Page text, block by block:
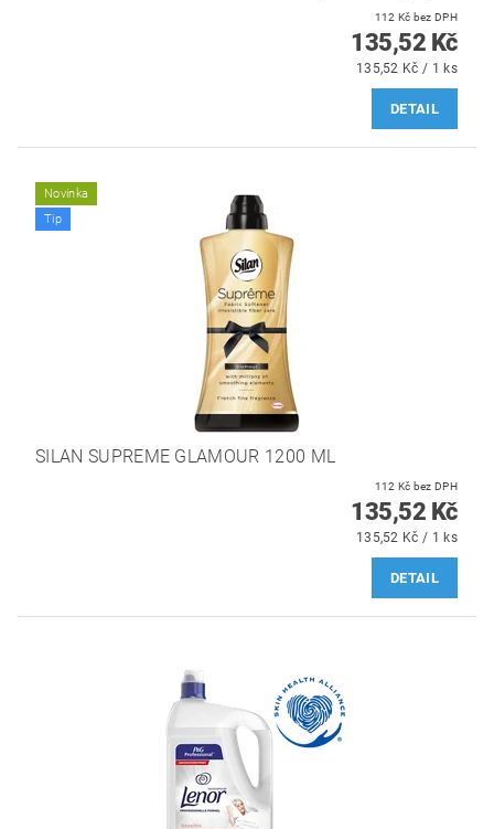
112 Kč bez DPH
135,52 Kč
135,52 Kč / 1 ks
DETAIL
Novinka
Tip
SILAN SUPREME GLAMOUR 1200 ML
112 Kč bez DPH
135,52 Kč
135,52 Kč / 1 ks
DETAIL